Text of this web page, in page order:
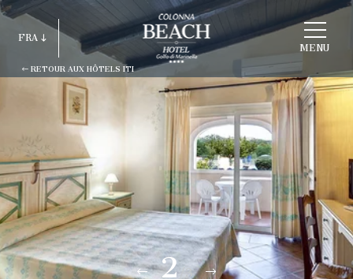
MENU
RETOUR AUX HÔTELS ITI
FRA
CHOISIR
HOTEL
2/3